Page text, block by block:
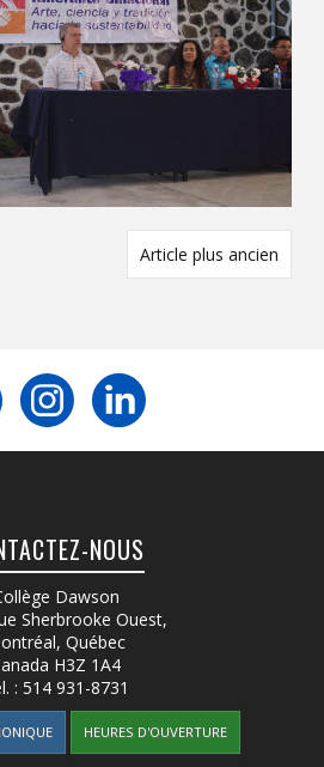
Article plus ancien
NOUS
Dawson
Sherbrooke Ouest,
Québec
H3Z 1A4
:514 931-8731
HEURES D'OUVERTURE